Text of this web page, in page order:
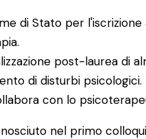
di Stato per
post-laurea di
di disturbi psicologici.
con lo
nel primo